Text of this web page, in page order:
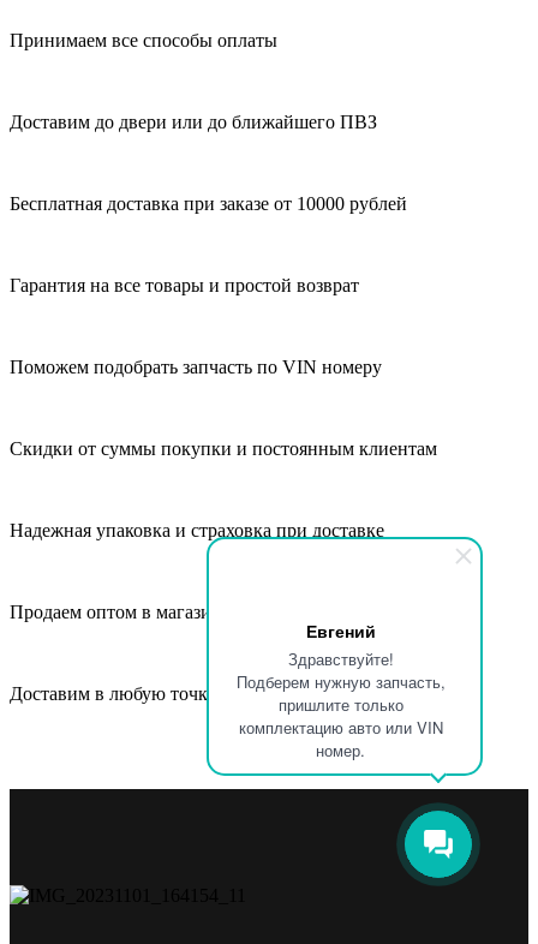
Евгений
Здравствуйте!
Подберем нужную запчасть,
пришлите только
комплектацию авто или VIN
номер.
Принимаем все способы оплаты
Доставим до двери или до ближайшего ПВЗ
Бесплатная доставка при заказе от 10000 рублей
Гарантия на все товары и простой возврат
Поможем подобрать запчасть по VIN номеру
Скидки от суммы покупки и постоянным клиентам
Надежная упаковка и страховка при доставке
Продаем оптом в магазины, СТО и автосервисы
Доставим в любую точку России и СНГ